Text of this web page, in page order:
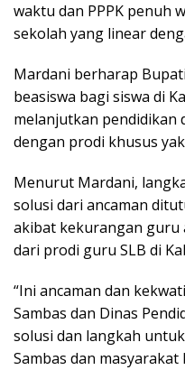
waktu dan PPPK penuh
sekolah yang linear
Mardani berharap
beasiswa bagi siswa di
melanjutkan pendidikan
dengan prodi khusus
Menurut Mardani,
solusi dari ancaman
akibat kekurangan guru
dari prodi guru SLB di
“Ini ancaman dan
Sambas dan Dinas
solusi dan langkah
Sambas dan